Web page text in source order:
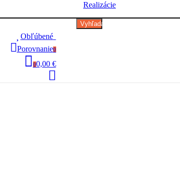
Realizácie
Vyhľadávanie
Obľúbené0
Porovnanie0
00,00 €